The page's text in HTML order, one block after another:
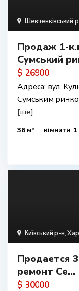
Шевченківський
Продаж 1-
Сумський
$ 26900
Адреса: вул.
Сумським
[ще]
36 м² кімнати 1
Київський р-н,
Продается
ремонт Се...
$ 30000